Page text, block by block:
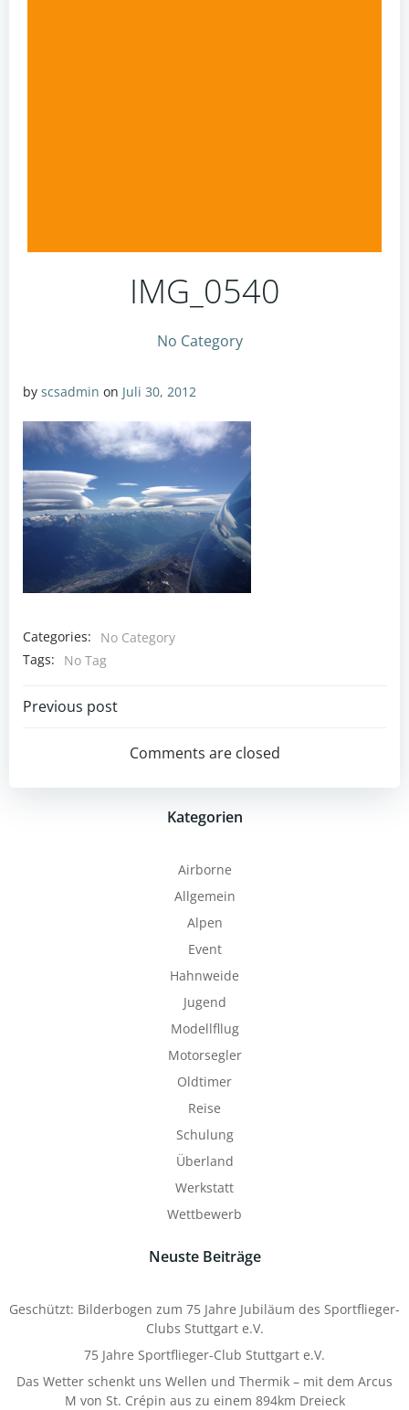
IMG_0540
No Category
by scsadmin on Juli 30, 2012
Categories:
No Category
Tags:
No Tag
Post
navigation
Previous post
Comments are closed
Kategorien
Airborne
Allgemein
Alpen
Event
Hahnweide
Jugend
Modellfllug
Motorsegler
Oldtimer
Reise
Schulung
Überland
Werkstatt
Wettbewerb
Neuste Beiträge
Geschützt: Bilderbogen zum 75 Jahre Jubiläum des Sportflieger-
Clubs Stuttgart e.V.
75 Jahre Sportflieger-Club Stuttgart e.V.
Das Wetter schenkt uns Wellen und Thermik – mit dem Arcus
M von St. Crépin aus zu einem 894km Dreieck